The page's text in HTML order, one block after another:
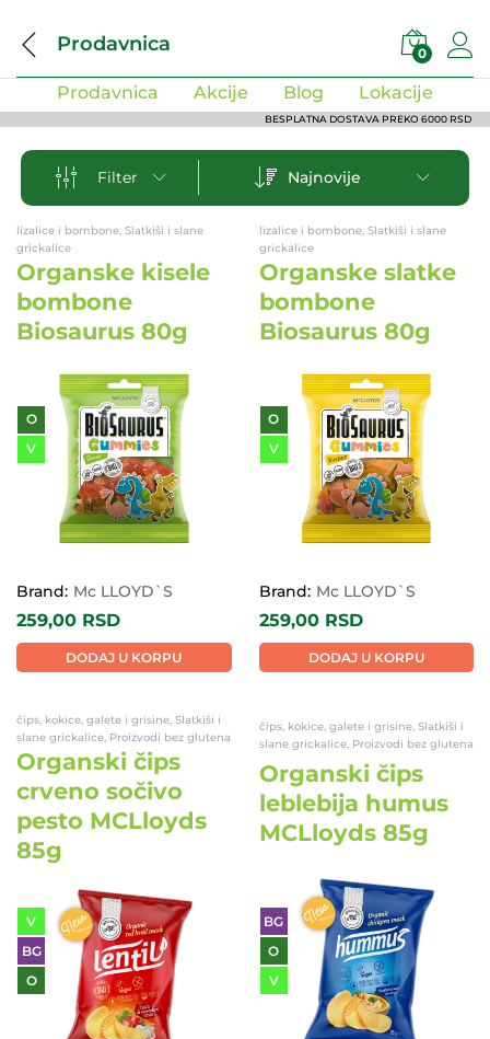
Prodavnica 0
Prodavnica Akcije Blog Lokacije
BESPLATNA DOSTAVA PREKO 6000 RSD
Filter Najnovije
lizalice i bombone, Slatkiši i slane
grickalice
Organske kisele
bombone
Biosaurus 80g
O
V
Brand: Mc LLOYD`S
259,00 RSD
DODAJ U KORPU
lizalice i bombone, Slatkiši i slane
grickalice
Organske slatke
bombone
Biosaurus 80g
O
V
Brand: Mc LLOYD`S
259,00 RSD
DODAJ U KORPU
čips, kokice, galete i grisine, Slatkiši i
slane grickalice, Proizvodi bez glutena
Organski čips
crveno sočivo
pesto MCLloyds
85g
V
BG
O
čips, kokice, galete i grisine, Slatkiši i
slane grickalice, Proizvodi bez glutena
Organski čips
leblebija humus
MCLloyds 85g
BG
O
V